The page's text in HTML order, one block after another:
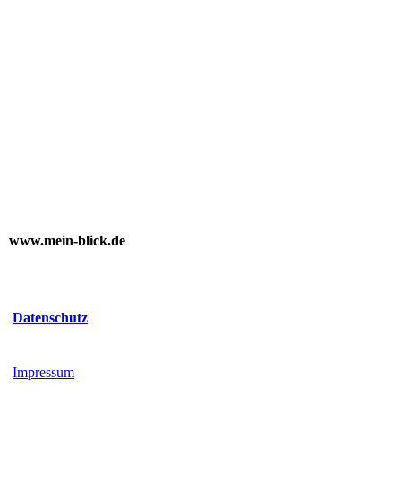
www.mein-blick.de
Datenschutz
Impressum